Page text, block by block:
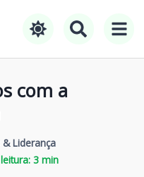
com a
Liderança
3min